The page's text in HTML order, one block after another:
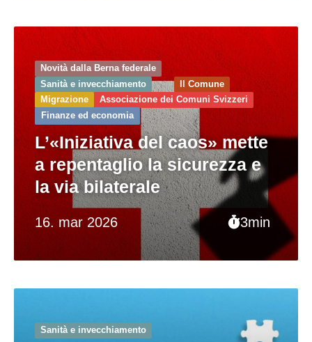
16. mar 2026 3min
Novità dalla Berna federale
Sanità e invecchiamento
Il Comune
Migrazione
Associazione dei Comuni Svizzeri
Finanze ed economia
L’«Iniziativa del caos» mette
a repentaglio la sicurezza e
la via bilaterale
Sanità e invecchiamento